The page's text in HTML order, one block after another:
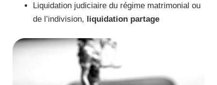
Liquidation judiciaire du régime matrimonial ou
de l’indivision, liquidation partage